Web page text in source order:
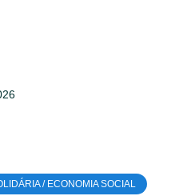
/ ECONOMIA SOCIAL